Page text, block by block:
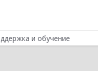
и обучение